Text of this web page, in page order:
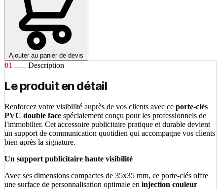
Ajouter au panier de devis
01 Description
Le produit en détail
Renforcez votre visibilité auprès de vos clients avec ce porte-clés
PVC double face spécialement conçu pour les professionnels de
l'immobilier. Cet accessoire publicitaire pratique et durable devient
un support de communication quotidien qui accompagne vos clients
bien après la signature.
Un support publicitaire haute visibilité
Avec ses dimensions compactes de 35x35 mm, ce porte-clés offre
une surface de personnalisation optimale en injection couleur